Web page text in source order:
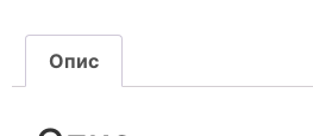
Опис